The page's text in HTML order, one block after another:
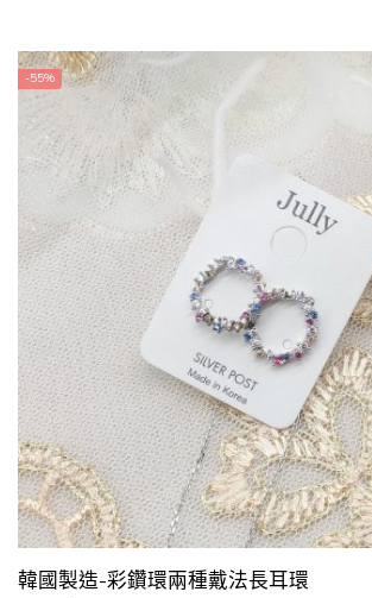
-55%
韓國製造-彩鑽環兩種戴法長耳環